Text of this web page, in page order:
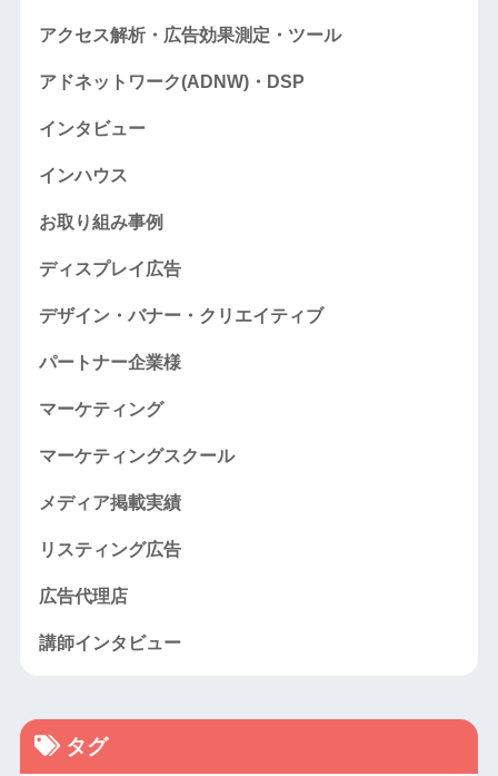
アクセス解析・広告効果測定・ツール
アドネットワーク(ADNW)・DSP
インタビュー
インハウス
お取り組み事例
ディスプレイ広告
デザイン・バナー・クリエイティブ
パートナー企業様
マーケティング
マーケティングスクール
メディア掲載実績
リスティング広告
広告代理店
講師インタビュー
タグ